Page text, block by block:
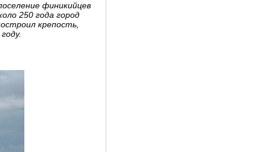
финикийцев
250 года город
крепость,